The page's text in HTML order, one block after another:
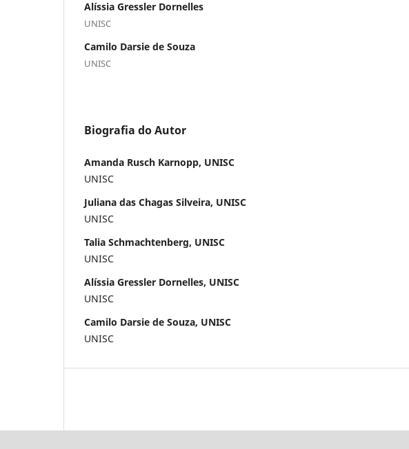
Alíssia Gressler Dornelles
UNISC
Camilo Darsie de Souza
UNISC
Biografia do Autor
Amanda Rusch Karnopp, UNISC
UNISC
Juliana das Chagas Silveira, UNISC
UNISC
Talia Schmachtenberg, UNISC
UNISC
Alíssia Gressler Dornelles, UNISC
UNISC
Camilo Darsie de Souza, UNISC
UNISC